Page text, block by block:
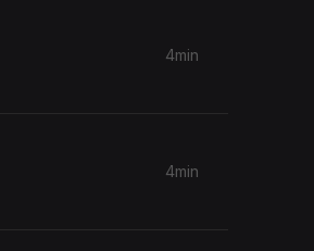
4min
4min